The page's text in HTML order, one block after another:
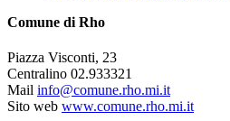
Comune di Rho
Piazza Visconti, 23
Centralino 02.933321
Mail info@comune.rho.mi.it
Sito web www.comune.rho.mi.it